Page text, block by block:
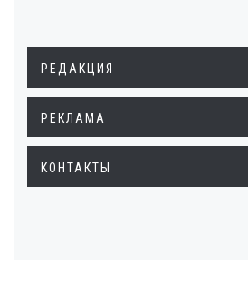
РЕДАКЦИЯ
РЕКЛАМА
КОНТАКТЫ